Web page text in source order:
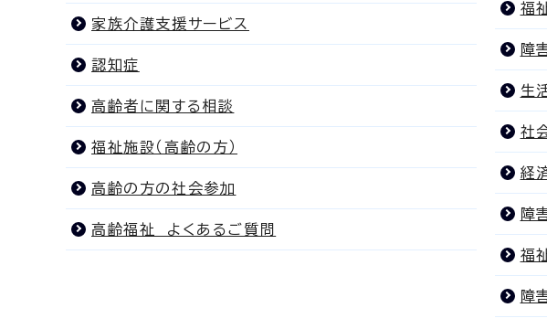
家族介護支援サービス
認知症
高齢者に関する相談
福祉施設（高齢の方）
高齢の方の社会参加
高齢福祉 よくあるご質問
福
障
生
社
経
障
福
障